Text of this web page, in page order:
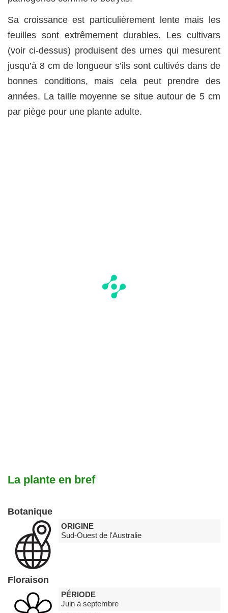
Sa croissance est particulièrement lente mais les
feuilles sont extrêmement durables. Les cultivars
(voir ci-dessus) produisent des urnes qui mesurent
jusqu’à 8 cm de longueur s’ils sont cultivés dans de
bonnes conditions, mais cela peut prendre des
années. La taille moyenne se situe autour de 5 cm
par piège pour une plante adulte.
La plante en bref
Botanique
ORIGINE
Sud-Ouest de l'Australie
Floraison
PÉRIODE
Juin à septembre